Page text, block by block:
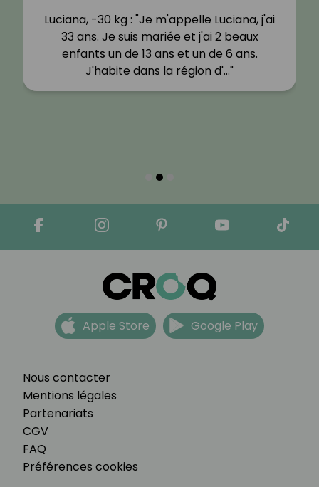
Luciana, -30 kg : "Je m'appelle Luciana, j'ai
33 ans. Je suis mariée et j'ai 2 beaux
enfants un de 13 ans et un de 6 ans.
J'habite dans la région d'…"
Nous contacter
Mentions légales
Partenariats
CGV
FAQ
Préférences cookies
Apple Store Google Play